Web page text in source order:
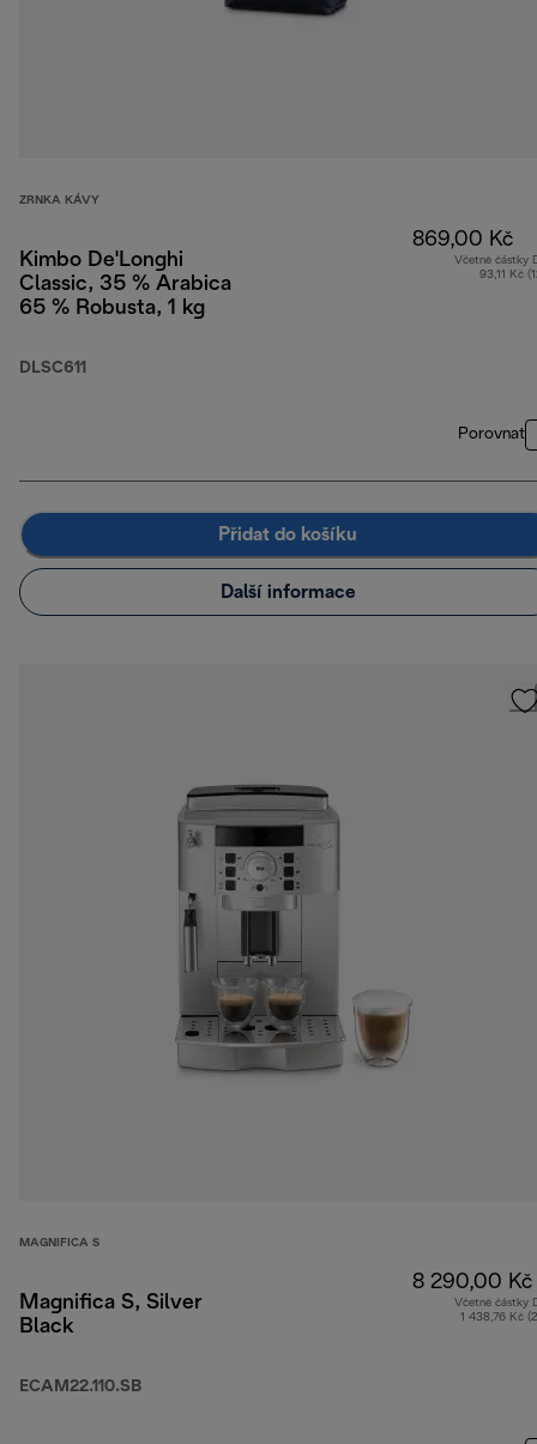
ZRNKA KÁVY
Kimbo De'Longhi
Classic, 35 % Arabica
65 % Robusta, 1 kg
DLSC611
869,00 Kč
Včetně částky
93,11 Kč
Porovnat
Přidat do košíku
Další informace
MAGNIFICA S
Magnifica S, Silver
Black
ECAM22.110.SB
8 290,00 Kč
Včetně částky
1 438,76 Kč